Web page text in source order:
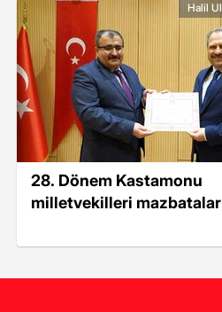
28. Dönem Kastamonu
milletvekilleri
Halil